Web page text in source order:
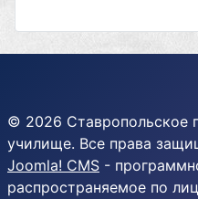
© 2026 Ставропольское
училище. Все права
Joomla! CMS -
распространяемое по